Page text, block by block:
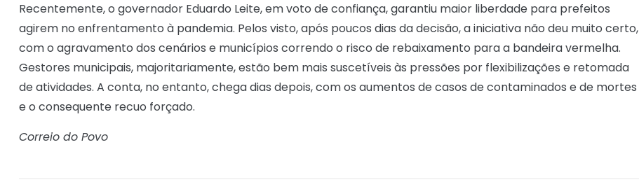
Recentemente, o governador Eduardo Leite, em voto de confiança, garantiu maior liberdade para prefeitos
agirem no enfrentamento à pandemia. Pelos visto, após poucos dias da decisão, a iniciativa não deu muito certo,
com o agravamento dos cenários e municípios correndo o risco de rebaixamento para a bandeira vermelha.
Gestores municipais, majoritariamente, estão bem mais suscetíveis às pressões por flexibilizações e retomada
de atividades. A conta, no entanto, chega dias depois, com os aumentos de casos de contaminados e de mortes
e o consequente recuo forçado.
Correio do Povo